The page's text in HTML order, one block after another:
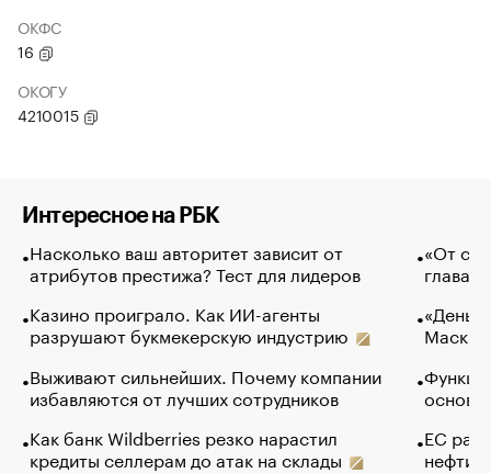
ОКФС
16
ОКОГУ
4210015
Интересное на РБК
Насколько ваш авторитет зависит от
атрибутов престижа? Тест для лидеров
Казино проиграло. Как ИИ-агенты
разрушают букмекерскую индустрию
Выживают сильнейших. Почему компании
избавляются от лучших сотрудников
Как банк Wildberries резко нарастил
кредиты селлерам до атак на склады
«От
глава
Маск в
основ
ЕС
нефти